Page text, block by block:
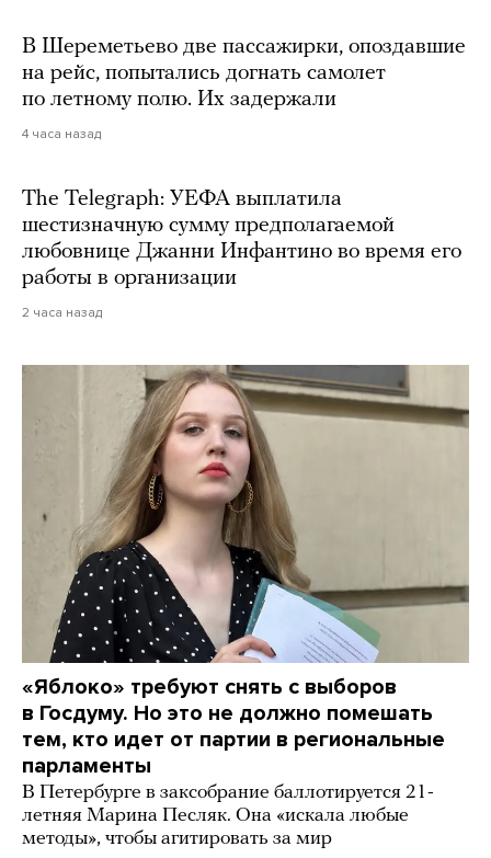
В Шереметьево две пассажирки, опоздавшие
на рейс, попытались догнать самолет
по летному полю. Их задержали
4 часа назад
The Telegraph: УЕФА выплатила
шестизначную сумму предполагаемой
любовнице Джанни Инфантино во время его
работы в организации
2 часа назад
«Яблоко» требуют снять с выборов
в Госдуму. Но это не должно помешать
тем, кто идет от партии в региональные
парламенты
В Петербурге в заксобрание баллотируется 21-
летняя Марина Песляк. Она «искала любые
методы», чтобы агитировать за мир